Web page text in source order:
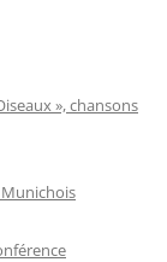
», chansons
Munichois